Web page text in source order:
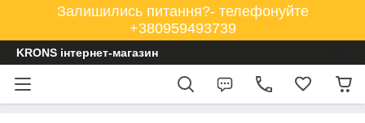
Залишились питання?- телефонуйте
+380959493739
KRONS інтернет-магазин